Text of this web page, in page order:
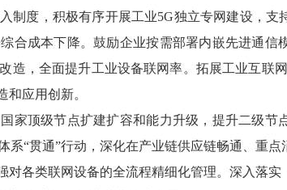
制度，积极有序开展工业5G独立专网建设，支
合成本下降。鼓励企业按需部署内嵌先进通信
造，全面提升工业设备联网率。拓展工业互联
和应用创新。
家顶级节点扩建扩容和能力升级，提升二级节
系“贯通”行动，深化在产业链供应链畅通、重
对各类联网设备的全流程精细化管理。深入落